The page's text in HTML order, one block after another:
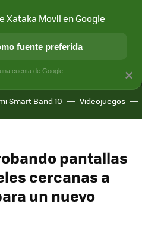
APLICACIONES
Smart Band 10 Videojuegos
pantallas
cercanas a
un nuevo
×
Xataka Movil en Google
fuente preferida
cuenta de Google